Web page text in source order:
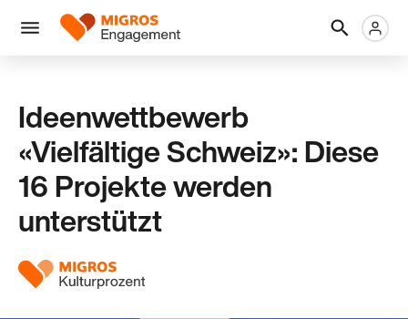
Navigation
überspringen
Menü
Logo
Ideenwettbewerb
«Vielfältige Schweiz»: Diese
16 Projekte werden
unterstützt